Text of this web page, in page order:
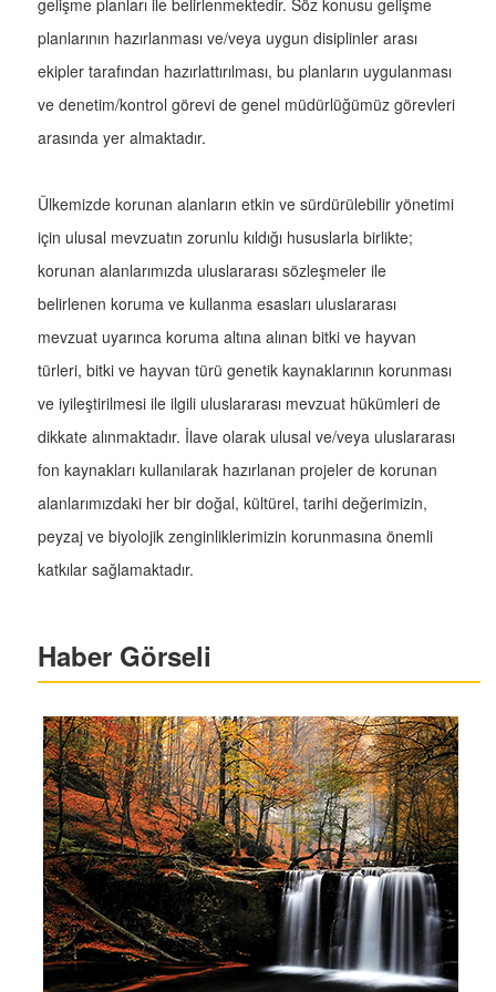
gelişme planları ile belirlenmektedir. Söz konusu gelişme
planlarının hazırlanması ve/veya uygun disiplinler arası
ekipler tarafından hazırlattırılması, bu planların uygulanması
ve denetim/kontrol görevi de genel müdürlüğümüz görevleri
arasında yer almaktadır.
Ülkemizde korunan alanların etkin ve sürdürülebilir yönetimi
için ulusal mevzuatın zorunlu kıldığı hususlarla birlikte;
korunan alanlarımızda uluslararası sözleşmeler ile
belirlenen koruma ve kullanma esasları uluslararası
mevzuat uyarınca koruma altına alınan bitki ve hayvan
türleri, bitki ve hayvan türü genetik kaynaklarının korunması
ve iyileştirilmesi ile ilgili uluslararası mevzuat hükümleri de
dikkate alınmaktadır. İlave olarak ulusal ve/veya uluslararası
fon kaynakları kullanılarak hazırlanan projeler de korunan
alanlarımızdaki her bir doğal, kültürel, tarihi değerimizin,
peyzaj ve biyolojik zenginliklerimizin korunmasına önemli
katkılar sağlamaktadır.
Haber Görseli